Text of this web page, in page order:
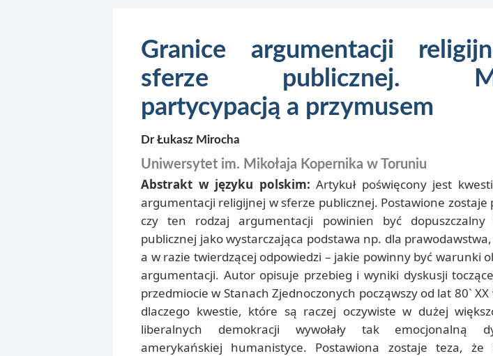
Granice argumentacji
sferze publicznej.
partycypacją a przymusem
Dr Łukasz Mirocha
Uniwersytet im. Mikołaja Kopernika w Toruniu
Abstrakt w języku polskim: Artykuł poświęcony jest
argumentacji religijnej w sferze publicznej. Postawione zostaje
czy ten rodzaj argumentacji powinien być dopuszczalny
publicznej jako wystarczająca podstawa np. dla
a w razie twierdzącej odpowiedzi – jakie powinny być warunki
argumentacji. Autor opisuje przebieg i wyniki dyskusji
przedmiocie w Stanach Zjednoczonych począwszy od lat 80` XX
dlaczego kwestie, które są raczej oczywiste w dużej
liberalnych demokracji wywołały tak emocjonalną
amerykańskiej humanistyce. Postawiona zostaje teza, że